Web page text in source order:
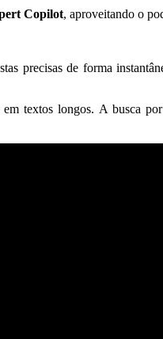
Copilot, aproveitando o
precisas de forma
textos longos. A busca